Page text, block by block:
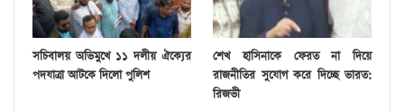
সচিবালয় অভিমুখে ১১ দলীয় ঐক্যের
পদযাত্রা আটকে দিলো পুলিশ
শেখ হাসিনাকে ফেরত না দিয়ে
রাজনীতির সুযোগ করে দিচ্ছে ভারত:
রিজভী